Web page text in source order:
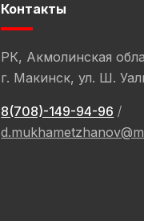
Контакты
РК, Акмолинская
г. Макинск, ул. Ш.
8(708)-149-94-96